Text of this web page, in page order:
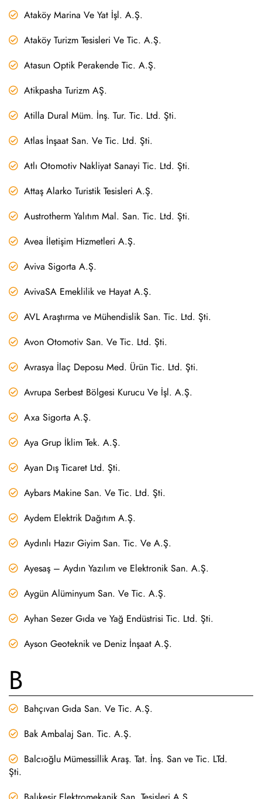
Ataköy Marina Ve Yat İşl. A.Ş.
Ataköy Turizm Tesisleri Ve Tic. A.Ş.
Atasun Optik Perakende Tic. A.Ş.
Atikpasha Turizm AŞ.
Atilla Dural Müm. İnş. Tur. Tic. Ltd. Şti.
Atlas İnşaat San. Ve Tic. Ltd. Şti.
Atlı Otomotiv Nakliyat Sanayi Tic. Ltd. Şti.
Attaş Alarko Turistik Tesisleri A.Ş.
Austrotherm Yalıtım Mal. San. Tic. Ltd. Şti.
Avea İletişim Hizmetleri A.Ş.
Aviva Sigorta A.Ş.
AvivaSA Emeklilik ve Hayat A.Ş.
AVL Araştırma ve Mühendislik San. Tic. Ltd. Şti.
Avon Otomotiv San. Ve Tic. Ltd. Şti.
Avrasya İlaç Deposu Med. Ürün Tic. Ltd. Şti.
Avrupa Serbest Bölgesi Kurucu Ve İşl. A.Ş.
Axa Sigorta A.Ş.
Aya Grup İklim Tek. A.Ş.
Ayan Dış Ticaret Ltd. Şti.
Aybars Makine San. Ve Tic. Ltd. Şti.
Aydem Elektrik Dağıtım A.Ş.
Aydınlı Hazır Giyim San. Tic. Ve A.Ş.
Ayesaş – Aydın Yazılım ve Elektronik San. A.Ş.
Aygün Alüminyum San. Ve Tic. A.Ş.
Ayhan Sezer Gıda ve Yağ Endüstrisi Tic. Ltd. Şti.
Ayson Geoteknik ve Deniz İnşaat A.Ş.
B
Bahçıvan Gıda San. Ve Tic. A.Ş.
Bak Ambalaj San. Tic. A.Ş.
Balcıoğlu Mümessillik Araş. Tat. İnş. San ve Tic. LTd.
Şti.